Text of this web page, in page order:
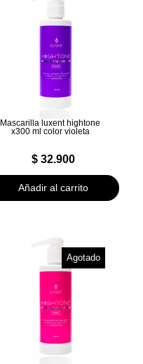
Mascarilla luxent hightone
x300 ml color violeta
$32.900
Añadir al carrito
Agotado